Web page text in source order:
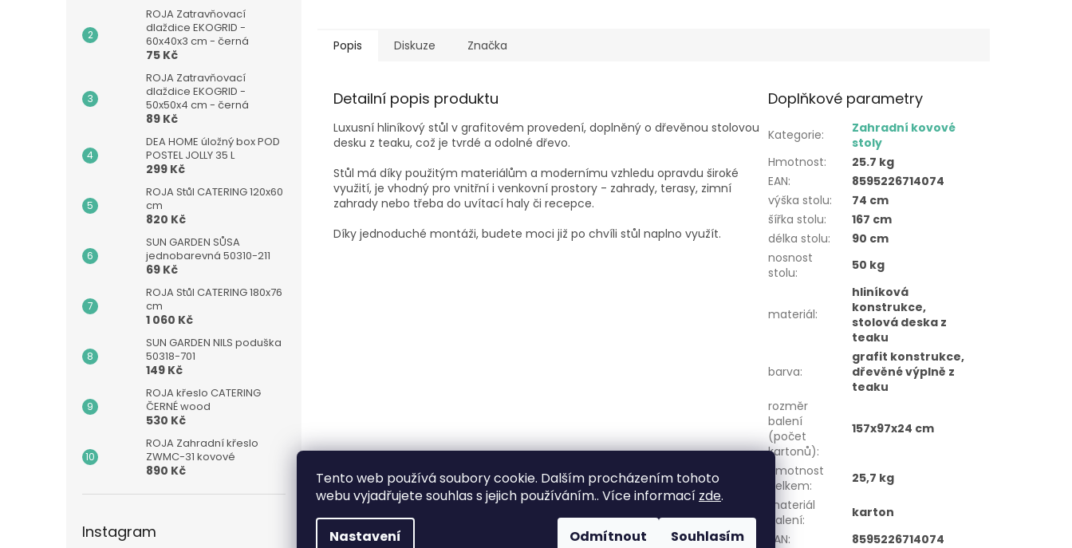
Tento web používá soubory cookie. Dalším procházením tohoto
webu vyjadřujete souhlas s jejich používáním.. Více informací zde.
Nastavení Odmítnout Souhlasím
ROJA Zatravňovací
dlaždice EKOGRID -
60x40x3 cm - černá
75 Kč
ROJA Zatravňovací
dlaždice EKOGRID -
50x50x4 cm - černá
89 Kč
DEA HOME úložný box POD
POSTEL JOLLY 35 L
299 Kč
ROJA Stůl CATERING 120x60
cm
820 Kč
SUN GARDEN SŮSA
jednobarevná 50310-211
69 Kč
ROJA Stůl CATERING 180x76
cm
1 060 Kč
SUN GARDEN NILS poduška
50318-701
149 Kč
ROJA křeslo CATERING
ČERNÉ wood
530 Kč
ROJA Zahradní křeslo
ZWMC-31 kovové
890 Kč
Instagram
Popis Diskuze Značka
Detailní popis produktu
Luxusní hliníkový stůl v grafitovém provedení, doplněný o dřevěnou stolovou
desku z teaku, což je tvrdé a odolné dřevo.
Stůl má díky použitým materiálům a modernímu vzhledu opravdu široké
využití, je vhodný pro vnitřní i venkovní prostory - zahrady, terasy, zimní
zahrady nebo třeba do uvítací haly či recepce.
Díky jednoduché montáži, budete moci již po chvíli stůl naplno využít.
Doplňkové parametry
Kategorie:
Zahradní kovové
stoly
Hmotnost:
25.7 kg
EAN:
8595226714074
výška stolu:
74 cm
šířka stolu:
167 cm
délka stolu:
90 cm
nosnost
stolu: 50 kg
materiál:
hliníková
konstrukce,
stolová deska z
teaku
barva:
grafit konstrukce,
dřevěné výplně z
teaku
rozměr
balení
(počet
kartonů):
157x97x24 cm
hmotnost
celkem:
25,7 kg
materiál
balení:
karton
EAN: 8595226714074